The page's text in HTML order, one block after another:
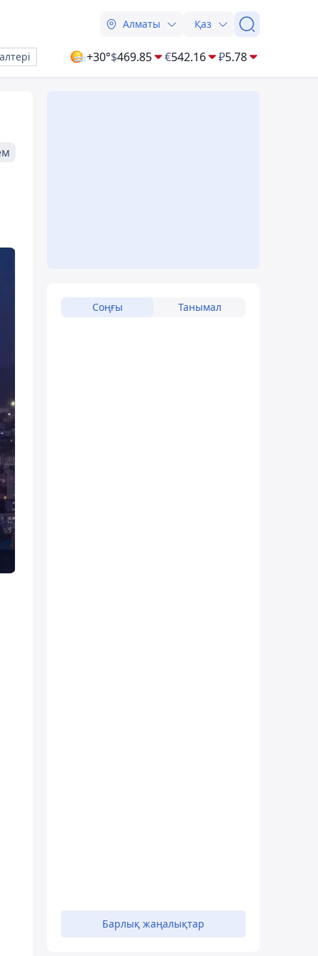
Алматы Қаз
+30°$469.85 €542.16 ₽5.78
Соңғы Танымал
Барлық жаңалықтар